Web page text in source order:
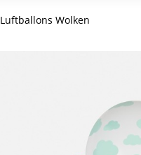
Luftballons Wolken